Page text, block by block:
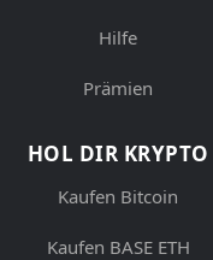
Hilfe
Prämien
HOL DIR KRYPTO
Kaufen Bitcoin
Kaufen BASE ETH